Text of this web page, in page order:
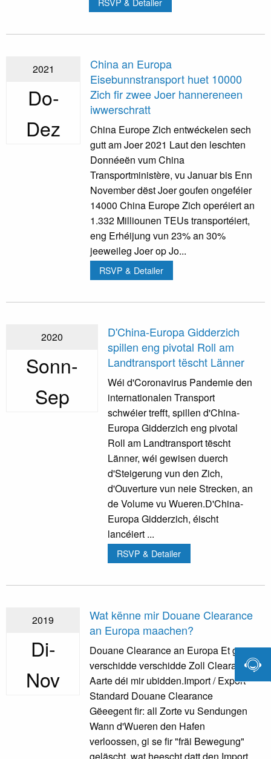
2021
Do-
Dez
China an Europa
Eisebunnstransport huet 10000
Zich fir zwee Joer hannereneen
iwwerschratt
China Europe Zich entwéckelen sech
gutt am Joer 2021 Laut den leschten
Donnéeën vum China
Transportministère, vu Januar bis Enn
November dëst Joer goufen ongeféier
14000 China Europe Zich operéiert an
1.332 Milliounen TEUs transportéiert,
eng Erhéijung vun 23% an 30%
jeeweileg Joer op Jo...
RSVP & Detailer
2020
Sonn-
Sep
D'China-Europa Gidderzich
spillen eng pivotal Roll am
Landtransport tëscht Länner
Wéi d'Coronavirus Pandemie den
internationalen Transport
schwéier trefft, spillen d'China-
Europa Gidderzich eng pivotal
Roll am Landtransport tëscht
Länner, wéi gewisen duerch
d'Steigerung vun den Zich,
d'Ouverture vun neie Strecken, an
de Volume vu Wueren.D'China-
Europa Gidderzich, éischt
lancéiert ...
RSVP & Detailer
2019
Di-
Nov
Wat kënne mir Douane Clearance
an Europa maachen?
Douane Clearance an Europa Et gi
verschidde verschidde Zoll Clearance
Aarte déi mir ubidden.Import / Export
Standard Douane Clearance
Gëeegent fir: all Zorte vu Sendungen
Wann d'Wueren den Hafen
verloossen, gi se fir "fräi Bewegung"
geläscht, wat heescht datt den Import
